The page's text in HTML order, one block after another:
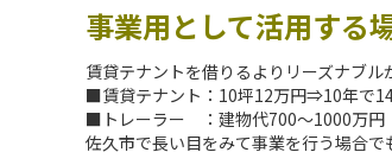
事業用として活用する
賃貸テナントを借りるよりリーズナブル
■賃貸テナント：10坪12万円⇒10年で
■トレーラー ：建物代700～1000万円
佐久市で長い目をみて事業を行う場合